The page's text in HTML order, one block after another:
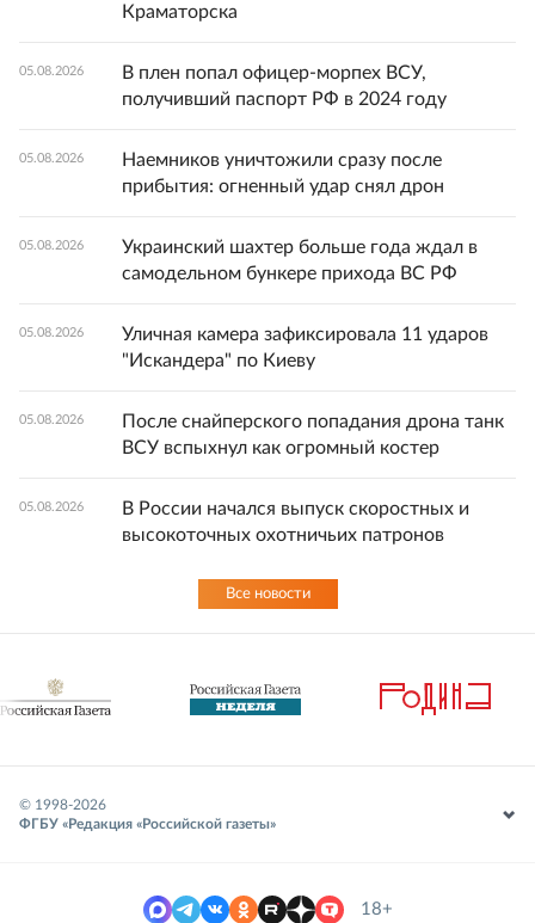
Краматорска
05.08.2026
В плен попал офицер-морпех ВСУ,
получивший паспорт РФ в 2024 году
05.08.2026
Наемников уничтожили сразу после
прибытия: огненный удар снял дрон
05.08.2026
Украинский шахтер больше года ждал в
самодельном бункере прихода ВС РФ
05.08.2026
Уличная камера зафиксировала 11 ударов
"Искандера" по Киеву
05.08.2026
После снайперского попадания дрона танк
ВСУ вспыхнул как огромный костер
05.08.2026
В России начался выпуск скоростных и
высокоточных охотничьих патронов
Все новости
© 1998-2026
ФГБУ «Редакция «Российской газеты»
18+